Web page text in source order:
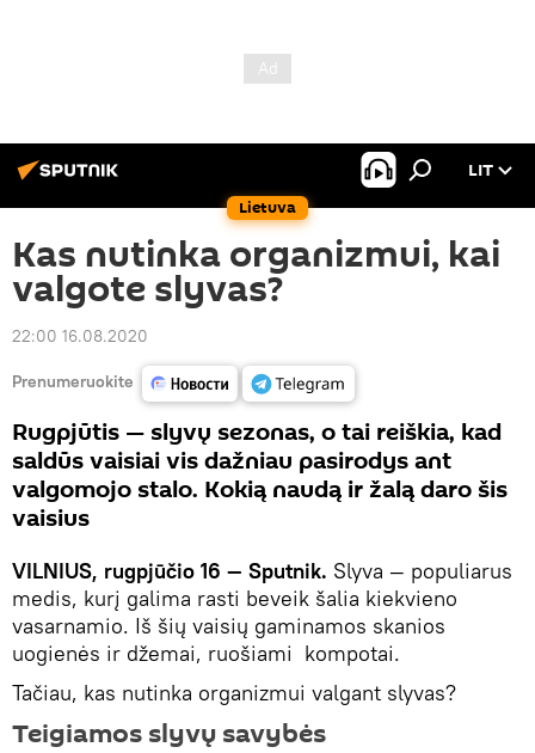
Lietuva
LIT
Kas nutinka organizmui, kai
valgote slyvas?
22:00 16.08.2020
Prenumeruokite
Rugpjūtis — slyvų sezonas, o tai reiškia, kad
saldūs vaisiai vis dažniau pasirodys ant
valgomojo stalo. Kokią naudą ir žalą daro šis
vaisius
VILNIUS, rugpjūčio 16 — Sputnik. Slyva — populiarus
medis, kurį galima rasti beveik šalia kiekvieno
vasarnamio. Iš šių vaisių gaminamos skanios
uogienės ir džemai, ruošiami kompotai.
Tačiau, kas nutinka organizmui valgant slyvas?
Teigiamos slyvų savybės